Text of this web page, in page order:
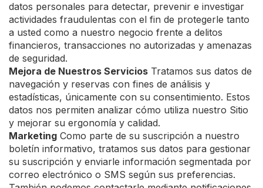
datos personales para detectar, prevenir e investigar
actividades fraudulentas con el fin de protegerle tanto
a usted como a nuestro negocio frente a delitos
financieros, transacciones no autorizadas y amenazas
de seguridad.
Mejora de Nuestros Servicios Tratamos sus datos de
navegación y reservas con fines de análisis y
estadísticas, únicamente con su consentimiento. Estos
datos nos permiten analizar cómo utiliza nuestro Sitio
y mejorar su ergonomía y calidad.
Marketing Como parte de su suscripción a nuestro
boletín informativo, tratamos sus datos para gestionar
su suscripción y enviarle información segmentada por
correo electrónico o SMS según sus preferencias.